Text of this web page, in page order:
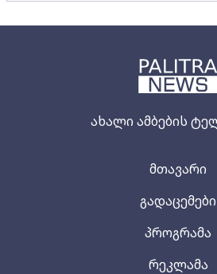
ახალი ამბების
მთავარი
გადაცემები
პროგრამა
რეკლამა